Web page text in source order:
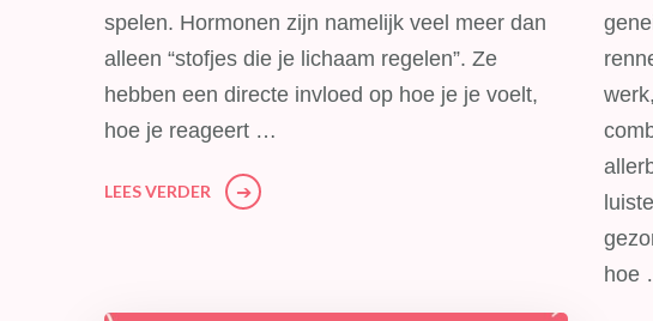
spelen. Hormonen zijn namelijk veel meer dan
alleen “stofjes die je lichaam regelen”. Ze
hebben een directe invloed op hoe je je voelt,
hoe je reageert …
LEES VERDER
hoe